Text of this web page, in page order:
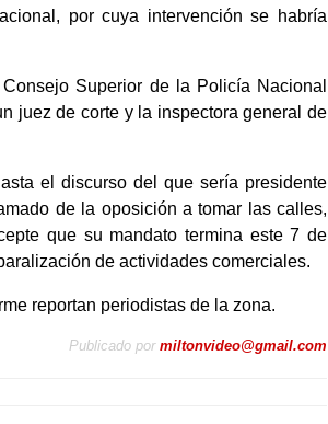
por cuya intervención se habría
Superior de la Policía Nacional
juez de corte y la inspectora general de
el discurso del que sería presidente
de la oposición a tomar las calles,
que su mandato termina este 7 de
de actividades comerciales.
reportan periodistas de la zona.
Publicado por miltonvideo@gmail.com